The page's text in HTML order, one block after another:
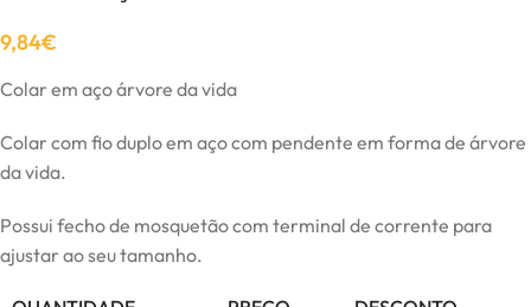
9,84€
Colar em aço árvore da vida
Colar com fio duplo em aço com pendente em forma de árvore
da vida.
Possui fecho de mosquetão com terminal de corrente para
ajustar ao seu tamanho.